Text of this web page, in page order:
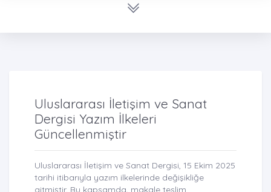
Uluslararası İletişim ve Sanat
Dergisi Yazım İlkeleri
Güncellenmiştir
Uluslararası İletişim ve Sanat Dergisi, 15 Ekim 2025
tarihi itibarıyla yazım ilkelerinde değişikliğe
gitmiştir. Bu kapsamda, makale teslim